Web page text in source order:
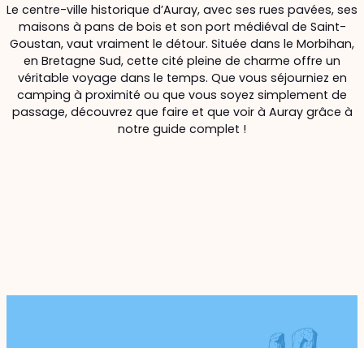
Le centre-ville historique d’Auray, avec ses rues pavées, ses
maisons à pans de bois et son port médiéval de Saint-
Goustan, vaut vraiment le détour. Située dans le Morbihan,
en Bretagne Sud, cette cité pleine de charme offre un
véritable voyage dans le temps. Que vous séjourniez en
camping à proximité ou que vous soyez simplement de
passage, découvrez que faire et que voir à Auray grâce à
notre guide complet !